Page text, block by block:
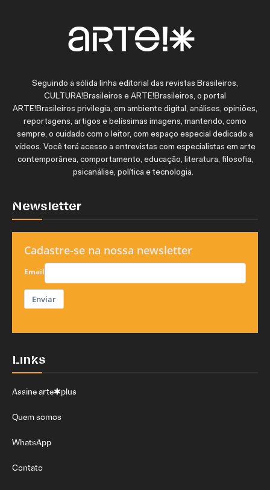
Seguindo a sólida linha editorial das revistas Brasileiros,
CULTURA!Brasileiros e ARTE!Brasileiros, o portal
ARTE!Brasileiros privilegia, em ambiente digital, análises, opiniões,
reportagens, artigos e belíssimas imagens, mantendo, como
sempre, o cuidado com o leitor, com espaço especial dedicado a
vídeos. Você terá acesso a entrevistas com especialistas em arte
contemporânea, comportamento, educação, literatura, filosofia,
psicanálise, política e tecnologia.
Newsletter
Cadastre-se na nossa newsletter
Email
Enviar
Links
Assine arte✱plus
Quem somos
WhatsApp
Contato